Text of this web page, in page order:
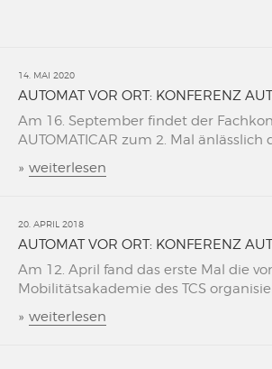
14. MAI 2020
AUTOMAT VOR ORT: KONFERENZ
Am 16. September findet der
AUTOMATICAR zum 2. Mal änlässlich
» weiterlesen
20. APRIL 2018
AUTOMAT VOR ORT: KONFERENZ
Am 12. April fand das erste Mal die
Mobilitätsakademie des TCS
» weiterlesen